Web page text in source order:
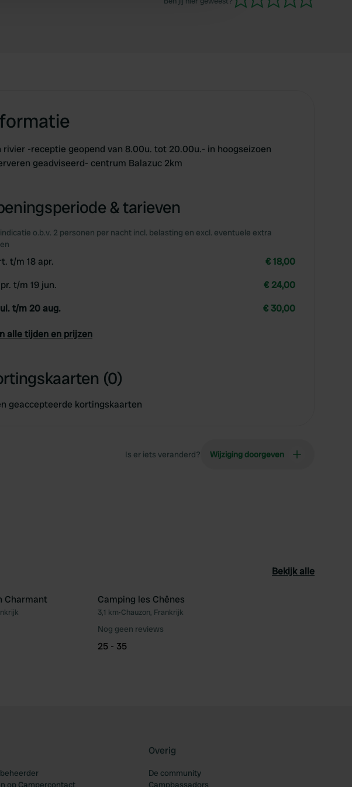
volwassenen) betaalden € 80,64, all-in, voor 2
rivier -receptie geopend van 8.00u. tot 20.00u.- in hoogseizoen
geadviseerd- centrum Balazuc 2km
& tarieven
o.b.v. 2 personen per nacht incl. belasting en excl. eventuele extra
t/m 18 apr.
€ 18,00
t/m 19 jun.
€ 24,00
t/m 20 aug.
€ 30,00
alle tijden en prijzen
(0)
geaccepteerde kortingskaarten
Is er iets veranderd? Wijziging doorgeven
Bekijk alle
Favoriet
Charmant Camping les Chênes
3,1 km•Chauzon, Frankrijk
Nog geen reviews
25 - 35
op Campercontact
Overig
De community
Campbassadors